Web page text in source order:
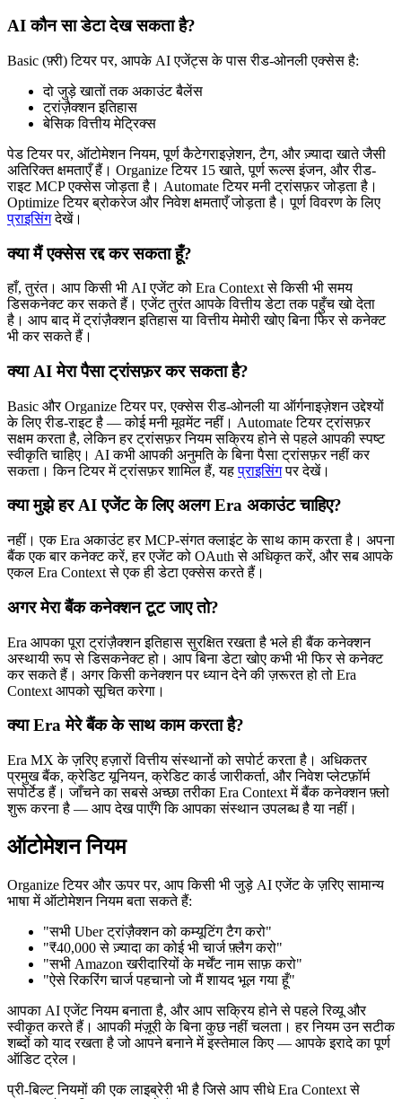
AI कौन सा डेटा देख सकता है?
Basic (फ़्री) टियर पर, आपके AI एजेंट्स के पास रीड-ओनली एक्सेस है:
दो जुड़े खातों तक अकाउंट बैलेंस
ट्रांज़ैक्शन इतिहास
बेसिक वित्तीय मेट्रिक्स
पेड टियर पर, ऑटोमेशन नियम, पूर्ण कैटेगराइज़ेशन, टैग, और ज़्यादा खाते जैसी
अतिरिक्त क्षमताएँ हैं। Organize टियर 15 खाते, पूर्ण रूल्स इंजन, और रीड-
राइट MCP एक्सेस जोड़ता है। Automate टियर मनी ट्रांसफ़र जोड़ता है।
Optimize टियर ब्रोकरेज और निवेश क्षमताएँ जोड़ता है। पूर्ण विवरण के लिए
प्राइसिंगदेखें।
क्या मैं एक्सेस रद्द कर सकता हूँ?
हाँ, तुरंत। आप किसी भी AI एजेंट को Era Context से किसी भी समय
डिसकनेक्ट कर सकते हैं। एजेंट तुरंत आपके वित्तीय डेटा तक पहुँच खो देता
है। आप बाद में ट्रांज़ैक्शन इतिहास या वित्तीय मेमोरी खोए बिना फिर से कनेक्ट
भी कर सकते हैं।
क्या AI मेरा पैसा ट्रांसफ़र कर सकता है?
Basic और Organize टियर पर, एक्सेस रीड-ओनली या ऑर्गनाइज़ेशन उद्देश्यों
के लिए रीड-राइट है — कोई मनी मूवमेंट नहीं। Automate टियर ट्रांसफ़र
सक्षम करता है, लेकिन हर ट्रांसफ़र नियम सक्रिय होने से पहले आपकी स्पष्ट
स्वीकृति चाहिए। AI कभी आपकी अनुमति के बिना पैसा ट्रांसफ़र नहीं कर
सकता। किन टियर में ट्रांसफ़र शामिल हैं, यहप्राइसिंगपर देखें।
क्या मुझे हर AI एजेंट के लिए अलग Era अकाउंट चाहिए?
नहीं। एक Era अकाउंट हर MCP-संगत क्लाइंट के साथ काम करता है। अपना
बैंक एक बार कनेक्ट करें, हर एजेंट को OAuth से अधिकृत करें, और सब आपके
एकल Era Context से एक ही डेटा एक्सेस करते हैं।
अगर मेरा बैंक कनेक्शन टूट जाए तो?
Era आपका पूरा ट्रांज़ैक्शन इतिहास सुरक्षित रखता है भले ही बैंक कनेक्शन
अस्थायी रूप से डिसकनेक्ट हो। आप बिना डेटा खोए कभी भी फिर से कनेक्ट
कर सकते हैं। अगर किसी कनेक्शन पर ध्यान देने की ज़रूरत हो तो Era
Context आपको सूचित करेगा।
क्या Era मेरे बैंक के साथ काम करता है?
Era MX के ज़रिए हज़ारों वित्तीय संस्थानों को सपोर्ट करता है। अधिकतर
प्रमुख बैंक, क्रेडिट यूनियन, क्रेडिट कार्ड जारीकर्ता, और निवेश प्लेटफ़ॉर्म
सपोर्टेड हैं। जाँचने का सबसे अच्छा तरीका Era Context में बैंक कनेक्शन फ़्लो
शुरू करना है — आप देख पाएँगे कि आपका संस्थान उपलब्ध है या नहीं।
ऑटोमेशन नियम
Organize टियर और ऊपर पर, आप किसी भी जुड़े AI एजेंट के ज़रिए सामान्य
भाषा में ऑटोमेशन नियम बता सकते हैं:
"सभी Uber ट्रांज़ैक्शन को कम्यूटिंग टैग करो"
"₹40,000 से ज़्यादा का कोई भी चार्ज फ़्लैग करो"
"सभी Amazon खरीदारियों के मर्चेंट नाम साफ़ करो"
"ऐसे रिकरिंग चार्ज पहचानो जो मैं शायद भूल गया हूँ"
आपका AI एजेंट नियम बनाता है, और आप सक्रिय होने से पहले रिव्यू और
स्वीकृत करते हैं। आपकी मंज़ूरी के बिना कुछ नहीं चलता। हर नियम उन सटीक
शब्दों को याद रखता है जो आपने बनाने में इस्तेमाल किए — आपके इरादे का पूर्ण
ऑडिट ट्रेल।
प्री-बिल्ट नियमों की एक लाइब्रेरी भी है जिसे आप सीधे Era Context से